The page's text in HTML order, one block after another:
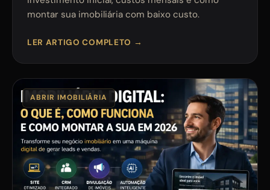
montar sua imobiliária com baixo custo.
LER ARTIGO COMPLETO →
ABRIR IMOBILIÁRIA